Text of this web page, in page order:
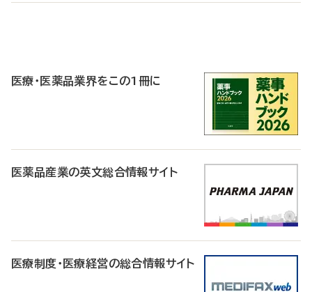
医療・医薬品業界をこの1冊に
医薬品産業の英文総合情報サイト
医療制度・医療経営の総合情報サイト